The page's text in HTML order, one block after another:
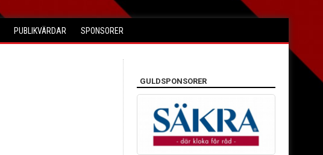
PUBLIKVÄRDAR SPONSORER
GULDSPONSORER